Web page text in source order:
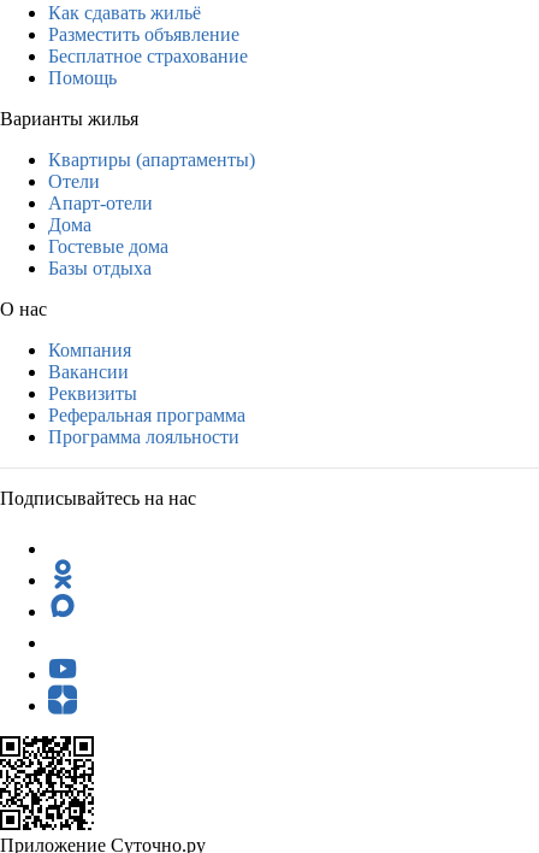
Как сдавать жильё
Разместить объявление
Бесплатное страхование
Помощь
Варианты жилья
Квартиры (апартаменты)
Отели
Апарт-отели
Дома
Гостевые дома
Базы отдыха
О нас
Компания
Вакансии
Реквизиты
Реферальная программа
Программа лояльности
Подписывайтесь на нас
Приложение Суточно.ру